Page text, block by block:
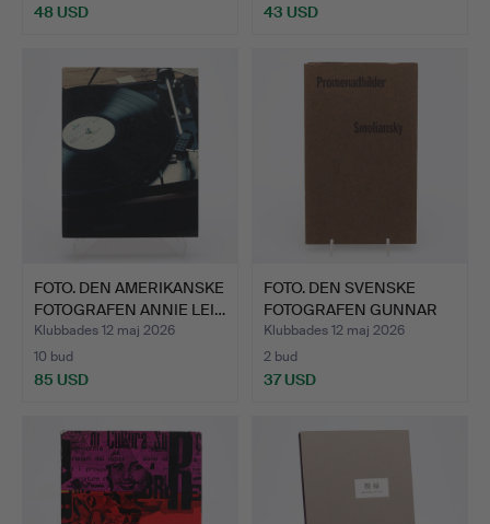
48 USD 43 USD
FOTO. DEN AMERIKANSKE
FOTOGRAFEN ANNIE LEI…
Klubbades 12 maj 2026
10 bud
85 USD
FOTO. DEN SVENSKE
FOTOGRAFEN GUNNAR
SMOLIA…
Klubbades 12 maj 2026
2 bud
37 USD